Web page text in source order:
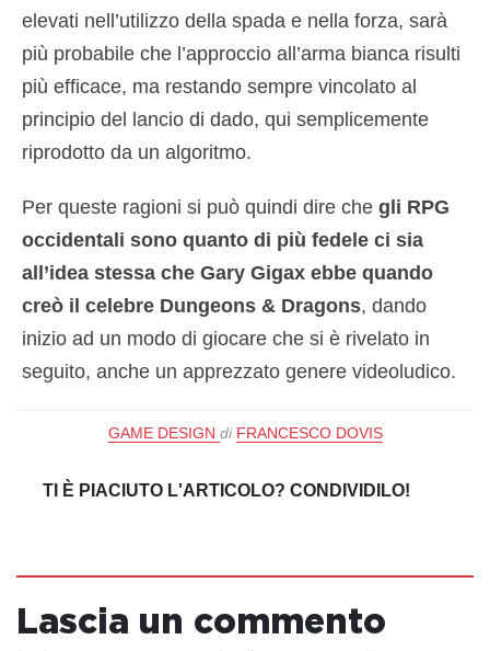
elevati nell’utilizzo della spada e nella forza, sarà
più probabile che l’approccio all’arma bianca risulti
più efficace, ma restando sempre vincolato al
principio del lancio di dado, qui semplicemente
riprodotto da un algoritmo.
Per queste ragioni si può quindi dire che gli RPG
occidentali sono quanto di più fedele ci sia
all’idea stessa che Gary Gigax ebbe quando
creò il celebre Dungeons & Dragons, dando
inizio ad un modo di giocare che si è rivelato in
seguito, anche un apprezzato genere videoludico.
GAME DESIGN di FRANCESCO DOVIS
TI È PIACIUTO L'ARTICOLO? CONDIVIDILO!
Lascia un commento